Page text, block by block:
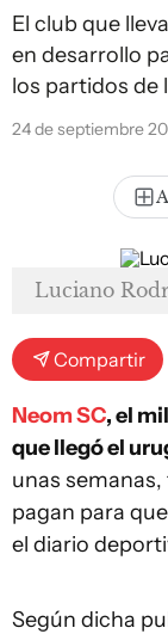
El club que
en desarrollo
los partidos de
24 de septiembre
Luciano
Compartir
Neom SC, el
que llegó el
unas semanas,
pagan para
el diario
Según dicha